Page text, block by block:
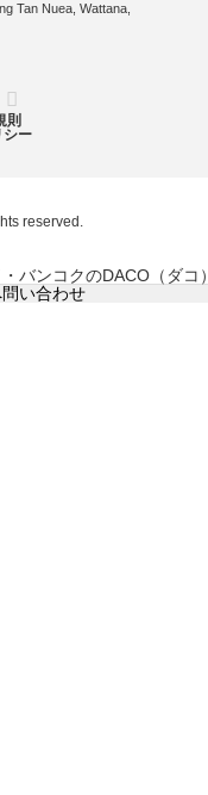
Tan Nuea, Wattana,
則
シー
reserved.
バンコクのDACO（ダコ）
問い合わせ